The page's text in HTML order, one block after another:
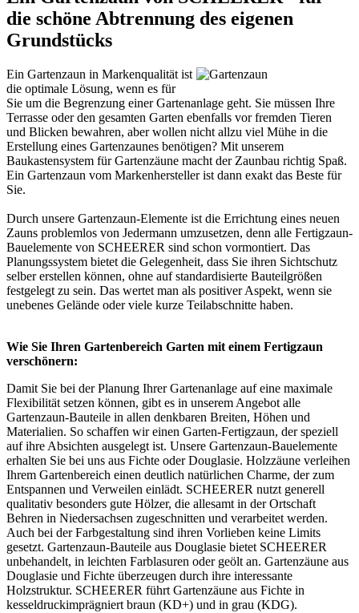
die schöne Abtrennung des eigenen
Grundstücks
Ein Gartenzaun in Markenqualität ist
die optimale Lösung, wenn es für
Sie um die Begrenzung einer Gartenanlage geht. Sie müssen Ihre
Terrasse oder den gesamten Garten ebenfalls vor fremden Tieren
und Blicken bewahren, aber wollen nicht allzu viel Mühe in die
Erstellung eines Gartenzaunes benötigen? Mit unserem
Baukastensystem für Gartenzäune macht der Zaunbau richtig Spaß.
Ein Gartenzaun vom Markenhersteller ist dann exakt das Beste für
Sie.
Durch unsere Gartenzaun-Elemente ist die Errichtung eines neuen
Zauns problemlos von Jedermann umzusetzen, denn alle Fertigzaun-
Bauelemente von SCHEERER sind schon vormontiert. Das
Planungssystem bietet die Gelegenheit, dass Sie ihren Sichtschutz
selber erstellen können, ohne auf standardisierte Bauteilgrößen
festgelegt zu sein. Das wertet man als positiver Aspekt, wenn sie
unebenes Gelände oder viele kurze Teilabschnitte haben.
Wie Sie Ihren Gartenbereich Garten mit einem Fertigzaun
verschönern:
Damit Sie bei der Planung Ihrer Gartenanlage auf eine maximale
Flexibilität setzen können, gibt es in unserem Angebot alle
Gartenzaun-Bauteile in allen denkbaren Breiten, Höhen und
Materialien. So schaffen wir einen Garten-Fertigzaun, der speziell
auf ihre Absichten ausgelegt ist. Unsere Gartenzaun-Bauelemente
erhalten Sie bei uns aus Fichte oder Douglasie. Holzzäune verleihen
Ihrem Gartenbereich einen deutlich natürlichen Charme, der zum
Entspannen und Verweilen einlädt. SCHEERER nutzt generell
qualitativ besonders gute Hölzer, die allesamt in der Ortschaft
Behren in Niedersachsen zugeschnitten und verarbeitet werden.
Auch bei der Farbgestaltung sind ihren Vorlieben keine Limits
gesetzt. Gartenzaun-Bauteile aus Douglasie bietet SCHEERER
unbehandelt, in leichten Farblasuren oder geölt an. Gartenzäune aus
Douglasie und Fichte überzeugen durch ihre interessante
Holzstruktur. SCHEERER führt Gartenzäune aus Fichte in
kesseldruckimprägniert braun (KD+) und in grau (KDG).